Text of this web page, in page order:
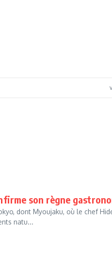
son règne
dont Myoujaku, où le chef
natu...